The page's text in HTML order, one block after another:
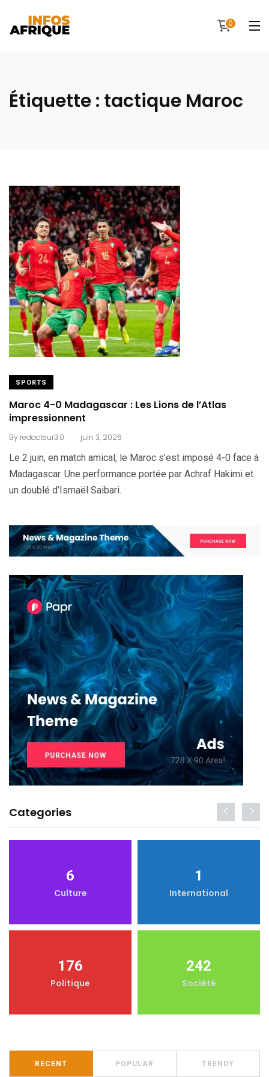
0
Étiquette : tactique Maroc
SPORTS
Maroc 4-0 Madagascar : Les Lions de l’Atlas
impressionnent
By redacteur3.0 . juin 3, 2026
Le 2 juin, en match amical, le Maroc s’est imposé 4-0 face à
Madagascar. Une performance portée par Achraf Hakimi et
un doublé d’Ismaël Saibari.
Categories
6
Culture
1
International
176
Politique
242
Société
RECENT POPULAR TRENDY